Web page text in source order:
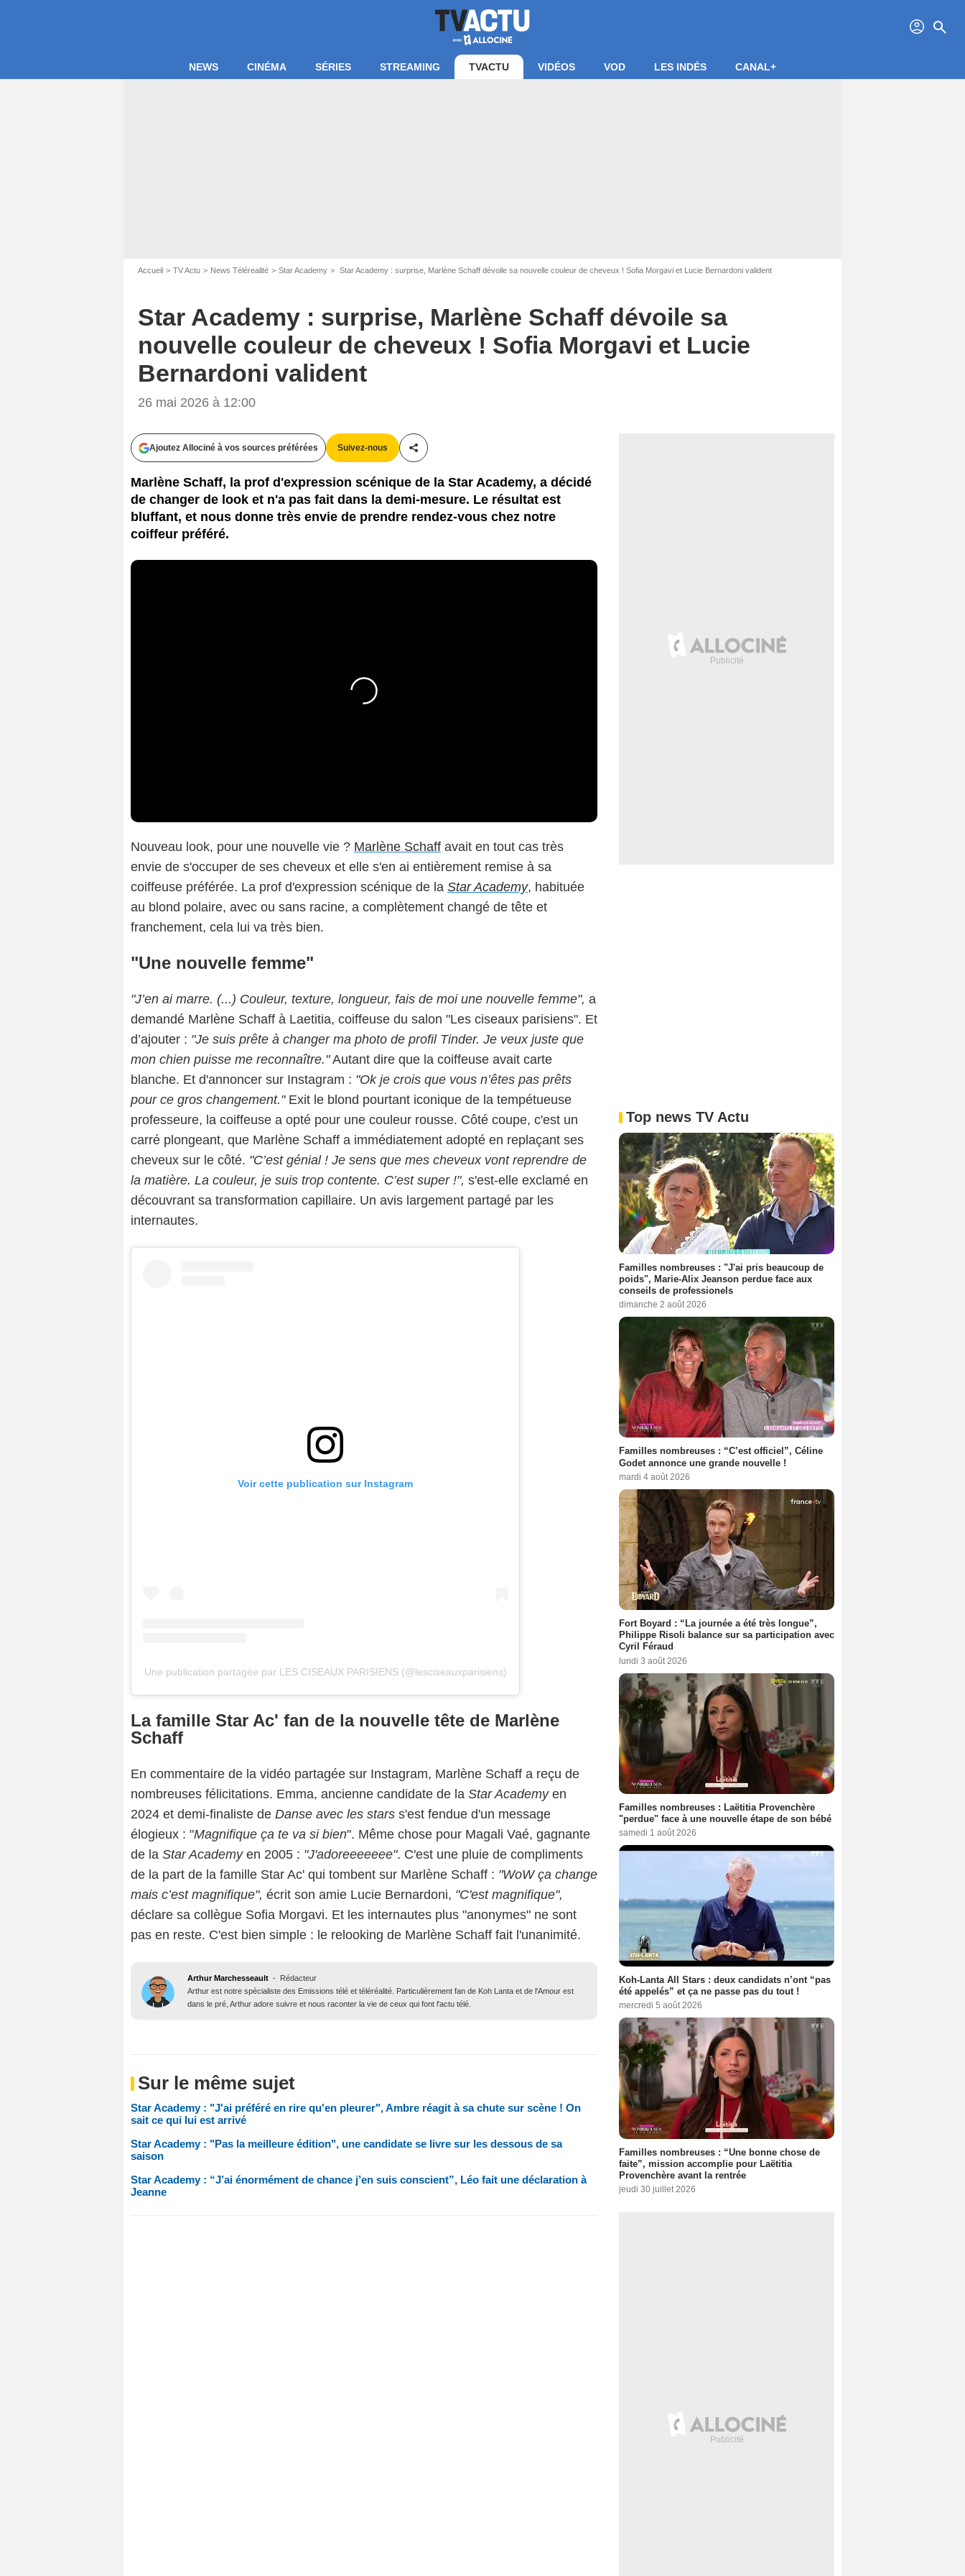
profil search
NEWS CINÉMA SÉRIES STREAMING TVACTU VIDÉOS VOD LES INDÉS CANAL+
Accueil TV Actu News Télérealité Star Academy Star Academy : surprise, Marlène Schaff dévoile sa nouvelle couleur de cheveux ! Sofia Morgavi et Lucie Bernardoni valident
Star Academy : surprise, Marlène Schaff dévoile sa
nouvelle couleur de cheveux ! Sofia Morgavi et Lucie
Bernardoni valident
26 mai 2026 à 12:00
Ajoutez Allociné à vos sources préférées Suivez-nous
Partager cet article
Marlène Schaff, la prof d'expression scénique de la Star Academy, a décidé
de changer de look et n'a pas fait dans la demi-mesure. Le résultat est
bluffant, et nous donne très envie de prendre rendez-vous chez notre
coiffeur préféré.
Nouveau look, pour une nouvelle vie ? Marlène Schaff avait en tout cas très
envie de s'occuper de ses cheveux et elle s'en ai entièrement remise à sa
coiffeuse préférée. La prof d'expression scénique de la Star Academy, habituée
au blond polaire, avec ou sans racine, a complètement changé de tête et
franchement, cela lui va très bien.
"Une nouvelle femme"
"J’en ai marre. (...) Couleur, texture, longueur, fais de moi une nouvelle femme", a
demandé Marlène Schaff à Laetitia, coiffeuse du salon "Les ciseaux parisiens". Et
d’ajouter : "Je suis prête à changer ma photo de profil Tinder. Je veux juste que
mon chien puisse me reconnaître."Autant dire que la coiffeuse avait carte
blanche. Et d'annoncer sur Instagram : "Ok je crois que vous n’êtes pas prêts
pour ce gros changement." Exit le blond pourtant iconique de la tempétueuse
professeure, la coiffeuse a opté pour une couleur rousse. Côté coupe, c'est un
carré plongeant, que Marlène Schaff a immédiatement adopté en replaçant ses
cheveux sur le côté. "C’est génial ! Je sens que mes cheveux vont reprendre de
la matière. La couleur, je suis trop contente. C’est super !", s'est-elle exclamé en
découvrant sa transformation capillaire. Un avis largement partagé par les
internautes.
Voir cette publication sur Instagram
Une publication partagée par LES CISEAUX PARISIENS (@lesciseauxparisiens)
La famille Star Ac' fan de la nouvelle tête de Marlène
Schaff
En commentaire de la vidéo partagée sur Instagram, Marlène Schaff a reçu de
nombreuses félicitations. Emma, ancienne candidate de la Star Academyen
2024 et demi-finaliste de Danse avec les stars s'est fendue d'un message
élogieux : "Magnifique ça te va si bien". Même chose pour Magali Vaé, gagnante
de la Star Academyen 2005 : "J'adoreeeeeee". C'est une pluie de compliments
de la part de la famille Star Ac' qui tombent sur Marlène Schaff : "WoW ça change
mais c’est magnifique", écrit son amie Lucie Bernardoni, "C'est magnifique",
déclare sa collègue Sofia Morgavi. Et les internautes plus "anonymes" ne sont
pas en reste. C'est bien simple : le relooking de Marlène Schaff fait l'unanimité.
Arthur Marchesseault - Rédacteur
Arthur est notre spécialiste des Emissions télé et téléréalité. Particulièrement fan de Koh Lanta et de l'Amour est
dans le pré, Arthur adore suivre et nous raconter la vie de ceux qui font l'actu télé.
Sur le même sujet
Star Academy : "J'ai préféré en rire qu'en pleurer", Ambre réagit à sa chute sur scène ! On
sait ce qui lui est arrivé
Star Academy : "Pas la meilleure édition", une candidate se livre sur les dessous de sa
saison
Star Academy : “J’ai énormément de chance j’en suis conscient”, Léo fait une déclaration à
Jeanne
Top news TV Actu
Familles nombreuses : "J'ai pris beaucoup de
poids", Marie-Alix Jeanson perdue face aux
conseils de professionels
dimanche 2 août 2026
Familles nombreuses : “C’est officiel”, Céline
Godet annonce une grande nouvelle !
mardi 4 août 2026
Fort Boyard : “La journée a été très longue”,
Philippe Risoli balance sur sa participation avec
Cyril Féraud
lundi 3 août 2026
Familles nombreuses : Laëtitia Provenchère
"perdue" face à une nouvelle étape de son bébé
samedi 1 août 2026
Koh-Lanta All Stars : deux candidats n’ont “pas
été appelés” et ça ne passe pas du tout !
mercredi 5 août 2026
Familles nombreuses : “Une bonne chose de
faite”, mission accomplie pour Laëtitia
Provenchère avant la rentrée
jeudi 30 juillet 2026